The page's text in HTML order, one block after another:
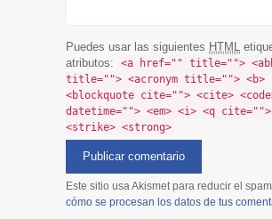
Puedes usar las siguientes HTML
atributos:
<a href="" title="">
title=""> <acronym title=""> <b>
<blockquote cite=""> <cite>
datetime=""> <em> <i> <q
<strike> <strong>
Este sitio usa Akismet para reducir el spam.
cómo se procesan los datos de tus